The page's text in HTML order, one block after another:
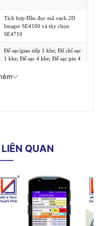
Tích hợp Đầu đọc mã vạch 2D
Imager SE4100 và tùy chọn
SE4710
Đế sạc/giao tiếp 1 khe; Đế chỉ sạc
1 khe; Đế sạc 4 khe; Đế sạc pin 4
IP65
Cho phép rơi từ độ cao 1.2m
QUAN